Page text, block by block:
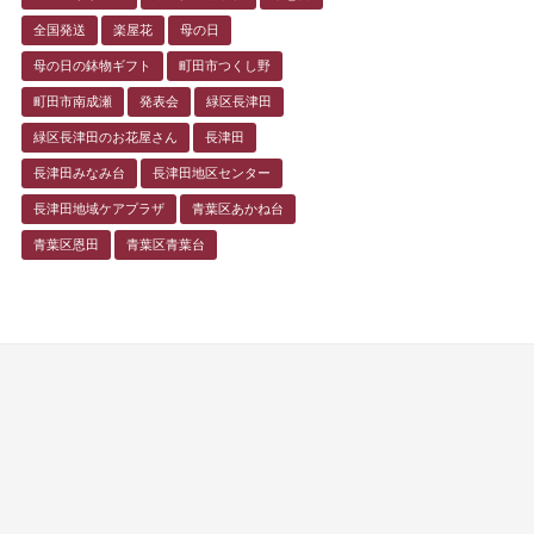
全国発送 楽屋花 母の日
母の日の鉢物ギフト 町田市つくし野
町田市南成瀬 発表会 緑区長津田
緑区長津田のお花屋さん 長津田
長津田みなみ台 長津田地区センター
長津田地域ケアプラザ 青葉区あかね台
青葉区恩田 青葉区青葉台